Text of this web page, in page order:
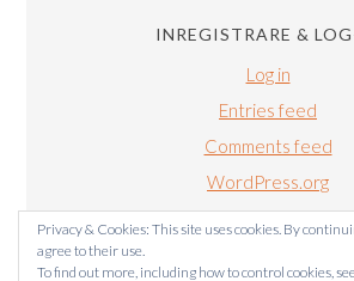
INREGISTRARE &
Log in
Entries feed
Comments feed
WordPress.org
Privacy & Cookies: This site uses cookies. By
agree to their use.
To find out more, including how to control cookies,